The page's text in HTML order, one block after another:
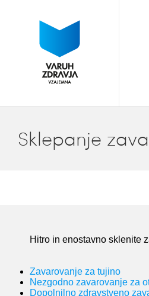
Sklepanje
Hitro in enostavno sklenite
Zavarovanje za tujino
Nezgodno zavarovanje za
Dopolnilno zdravstveno